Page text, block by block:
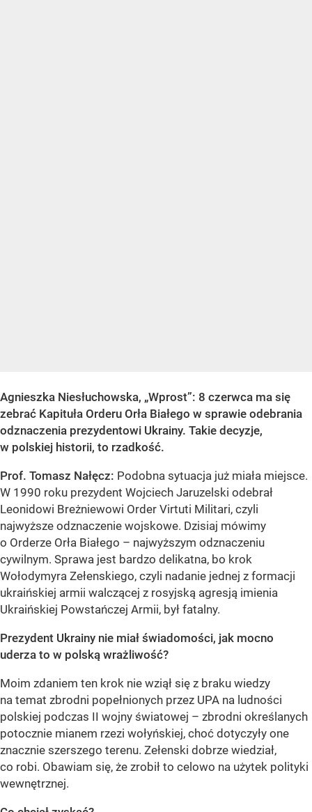
Agnieszka Niesłuchowska, „Wprost”: 8 czerwca ma się
zebrać Kapituła Orderu Orła Białego w sprawie odebrania
odznaczenia prezydentowi Ukrainy. Takie decyzje,
w polskiej historii, to rzadkość.
Prof. Tomasz Nałęcz: Podobna sytuacja już miała miejsce.
W 1990 roku prezydent Wojciech Jaruzelski odebrał
Leonidowi Breżniewowi Order Virtuti Militari, czyli
najwyższe odznaczenie wojskowe. Dzisiaj mówimy
o Orderze Orła Białego – najwyższym odznaczeniu
cywilnym. Sprawa jest bardzo delikatna, bo krok
Wołodymyra Zełenskiego, czyli nadanie jednej z formacji
ukraińskiej armii walczącej z rosyjską agresją imienia
Ukraińskiej Powstańczej Armii, był fatalny.
Prezydent Ukrainy nie miał świadomości, jak mocno
uderza to w polską wrażliwość?
Moim zdaniem ten krok nie wziął się z braku wiedzy
na temat zbrodni popełnionych przez UPA na ludności
polskiej podczas II wojny światowej – zbrodni określanych
potocznie mianem rzezi wołyńskiej, choć dotyczyły one
znacznie szerszego terenu. Zełenski dobrze wiedział,
co robi. Obawiam się, że zrobił to celowo na użytek polityki
wewnętrznej.